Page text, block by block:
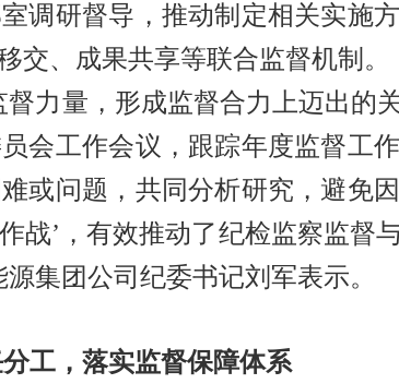
调研督导，推动制定相关实施
交、成果共享等联合监督机制。
力量，形成监督合力上迈出的
会工作会议，跟踪年度监督工
或问题，共同分析研究，避免
战’，有效推动了纪检监察监督
集团公司纪委书记刘军表示。
工，落实监督保障体系